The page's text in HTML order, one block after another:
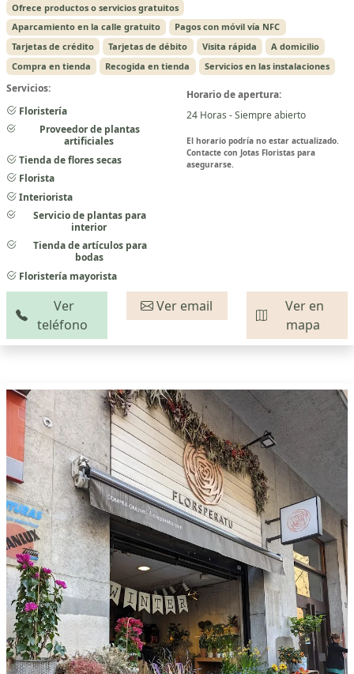
Ofrece productos o servicios gratuitos
Aparcamiento en la calle gratuito
Pagos con móvil vía NFC
Tarjetas de crédito
Tarjetas de débito Visita rápida
A domicilio
Compra en tienda
Recogida en tienda Servicios en las instalaciones
Servicios:
Floristería
Proveedor de plantas
artificiales
Tienda de flores secas
Florista
Interiorista
Servicio de plantas para
interior
Tienda de artículos para
bodas
Floristería mayorista
Horario de apertura:
24 Horas - Siempre abierto
El horario podría no estar actualizado.
Contacte con Jotas Floristas para
asegurarse.
Ver
teléfono
Ver email
Ver en
mapa